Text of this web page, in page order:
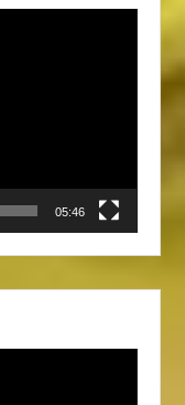
05:46